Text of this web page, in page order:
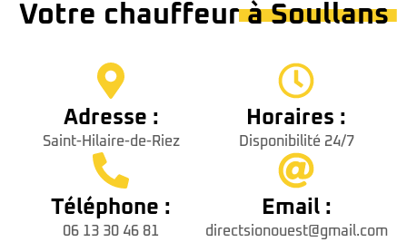
Votre chauffeur à Soullans
Adresse :
Saint-Hilaire-de-Riez
Horaires :
Disponibilité 24/7
Téléphone :
06 13 30 46 81
Email :
directsionouest@gmail.com